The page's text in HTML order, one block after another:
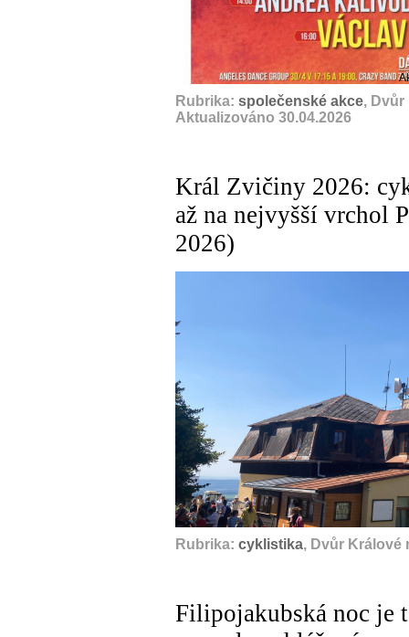
Rubrika: společenské akce, Dvůr
Aktualizováno 30.04.2026
Král Zvičiny 2026:
až na nejvyšší vrchol
2026)
Rubrika: cyklistika, Dvůr Králové
Filipojakubská noc je